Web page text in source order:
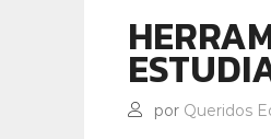
por Queridos